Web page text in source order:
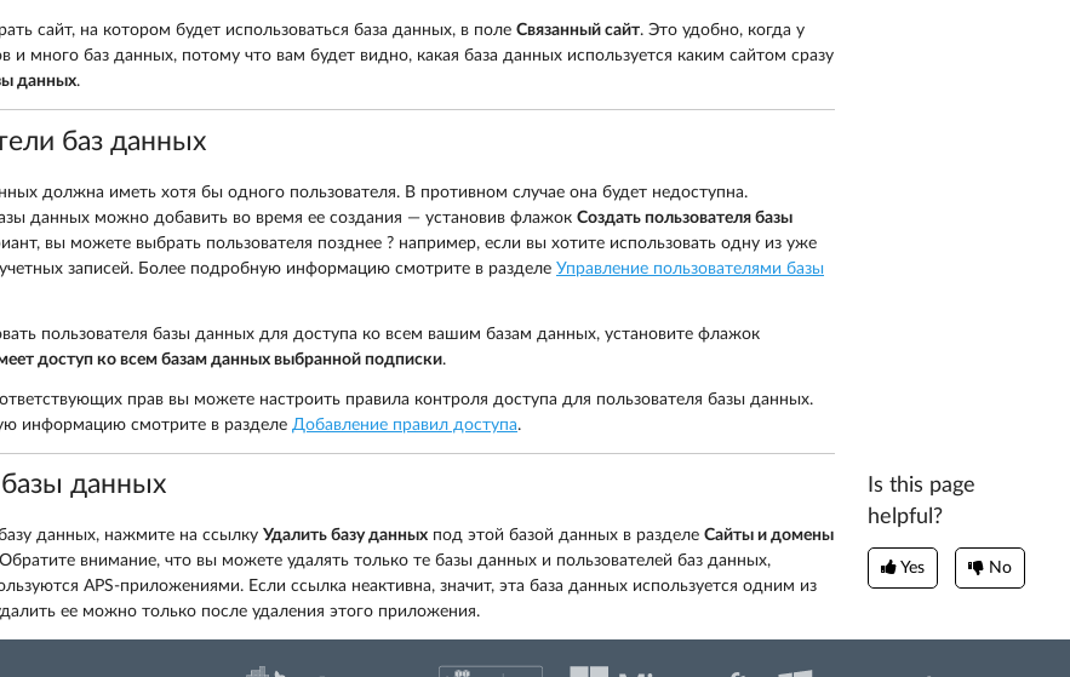
сайт, на котором будет использоваться база данных, в поле Связанный сайт. Это удобно, когда у
и много баз данных, потому что вам будет видно, какая база данных используется каким сайтом сразу
данных.
баз данных
должна иметь хотя бы одного пользователя. В противном случае она будет недоступна.
данных можно добавить во время ее создания — установив флажок Создать пользователя базы
вы можете выбрать пользователя позднее ? например, если вы хотите использовать одну из уже
записей. Более подробную информацию смотрите в разделе Управление пользователями базы
пользователя базы данных для доступа ко всем вашим базам данных, установите флажок
доступ ко всем базам данных выбранной подписки.
прав вы можете настроить правила контроля доступа для пользователя базы данных.
информацию смотрите в разделе Добавление правил доступа.
данных
данных, нажмите на ссылку Удалить базу данных под этой базой данных в разделе Сайты и домены
внимание, что вы можете удалять только те базы данных и пользователей баз данных,
APS-приложениями. Если ссылка неактивна, значит, эта база данных используется одним из
ее можно только после удаления этого приложения.
Is this page
helpful?
Yes No